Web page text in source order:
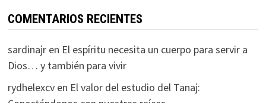
COMENTARIOS RECIENTES
sardinajren El espíritu necesita un cuerpo para servir a
Dios… y también para vivir
rydhelexcven El valor del estudio del Tanaj: